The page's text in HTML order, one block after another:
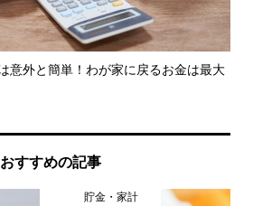
意外と簡単！わが家に戻るお金は最大
おすすめの記事
貯金・家計